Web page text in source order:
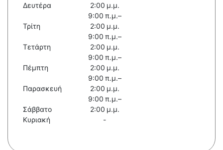
Δευτέρα
2:00 μ.μ.
Τρίτη
9:00 π.μ.–
2:00 μ.μ.
Τετάρτη
9:00 π.μ.–
2:00 μ.μ.
Πέμπτη
9:00 π.μ.–
2:00 μ.μ.
Παρασκευή
9:00 π.μ.–
2:00 μ.μ.
Σάββατο
9:00 π.μ.–
2:00 μ.μ.
Κυριακή
-